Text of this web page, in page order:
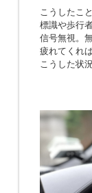
こうしたこ
標識や歩行
信号無視。
疲れてくれ
こうした状